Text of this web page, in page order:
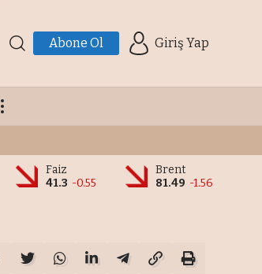
Abone Ol Giriş Yap
Faiz
41.3 -0.55
Brent
81.49 -1.56